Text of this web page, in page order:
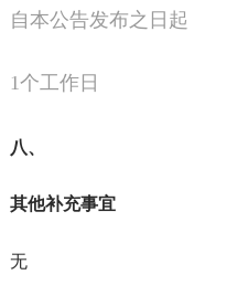
自本公告发布之日起
1个工作日
八、
其他补充事宜
无